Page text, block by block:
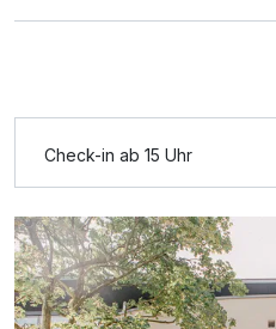
Check-in ab 15 Uhr